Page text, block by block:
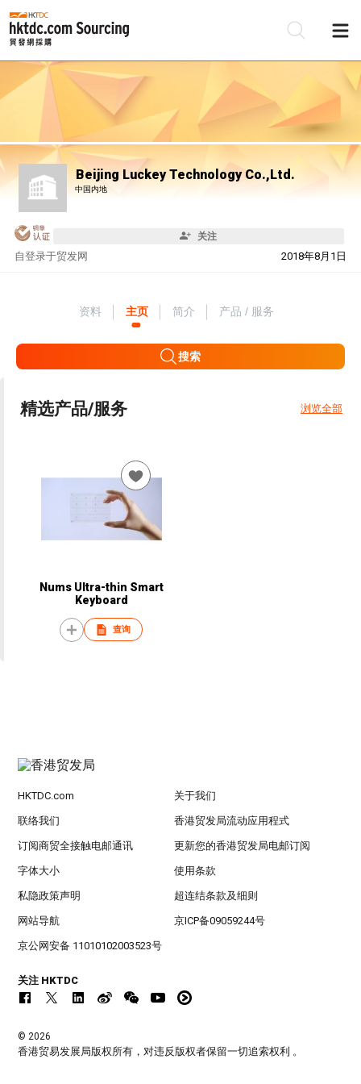
Beijing Luckey Technology Co.,Ltd.
中国内地
关注
自 2018年8月1日
登录于贸发网
资料 主页 简介 产品 / 服务
搜索
精选产品/服务 浏览全部
Nums Ultra-thin Smart
Keyboard
查询
HKTDC.com 关于我们
联络我们 香港贸发局流动应用程式
订阅商贸全接触电邮通讯 更新您的香港贸发局电邮订阅
字体大小 使用条款
私隐政策声明 超连结条款及细则
网站导航 京ICP备09059244号
京公网安备 11010102003523号
关注 HKTDC
© 2026
香港贸易发展局版权所有，对违反版权者保留一切追索权利 。